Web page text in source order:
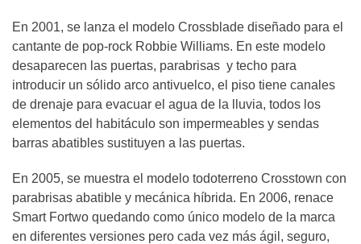
En 2001, se lanza el modelo Crossblade diseñado para el
cantante de pop-rock Robbie Williams. En este modelo
desaparecen las puertas, parabrisas y techo para
introducir un sólido arco antivuelco, el piso tiene canales
de drenaje para evacuar el agua de la lluvia, todos los
elementos del habitáculo son impermeables y sendas
barras abatibles sustituyen a las puertas.
En 2005, se muestra el modelo todoterreno Crosstown con
parabrisas abatible y mecánica híbrida. En 2006, renace
Smart Fortwo quedando como único modelo de la marca
en diferentes versiones pero cada vez más ágil, seguro,